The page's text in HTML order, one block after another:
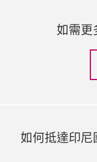
如需更
如何抵達印